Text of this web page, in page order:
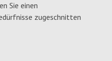
Sie einen
zugeschnitten